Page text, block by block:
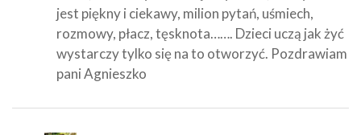
jest piękny i ciekawy, milion pytań, uśmiech,
rozmowy, płacz, tęsknota……. Dzieci uczą jak żyć
wystarczy tylko się na to otworzyć. Pozdrawiam
pani Agnieszko